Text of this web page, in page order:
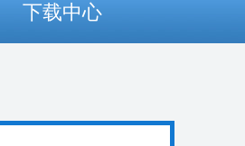
下载中心